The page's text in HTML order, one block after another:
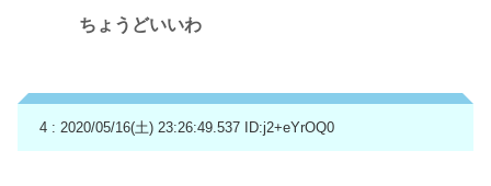
ちょうどいいわ
4 : 2020/05/16(土) 23:26:49.537 ID:j2+eYrOQ0